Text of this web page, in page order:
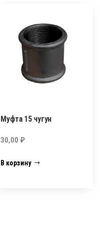
Муфта 15 чугун
30,00₽
В корзину